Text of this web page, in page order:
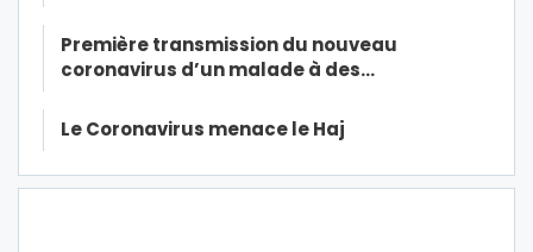
Première transmission du nouveau
coronavirus d’un malade à des…
Le Coronavirus menace le Haj